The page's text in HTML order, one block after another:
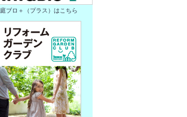
庭ブロ＋（プラス）はこちら